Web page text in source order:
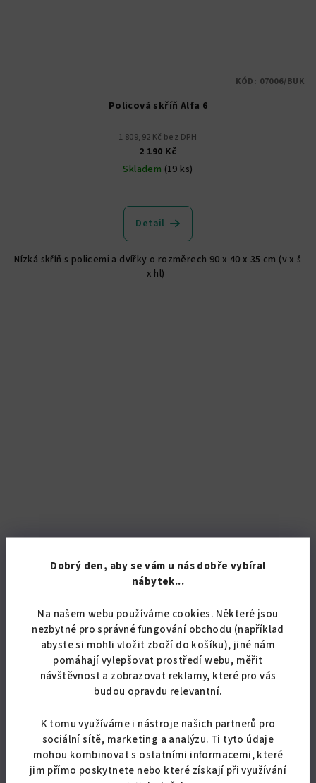
Dobrý den, aby se vám u nás dobře vybíral
nábytek...
Na našem webu používáme cookies. Některé jsou
nezbytné pro správné fungování obchodu (například
abyste si mohli vložit zboží do košíku), jiné nám
pomáhají vylepšovat prostředí webu, měřit
návštěvnost a zobrazovat reklamy, které pro vás
budou opravdu relevantní.
K tomu využíváme i nástroje našich partnerů pro
sociální sítě, marketing a analýzu. Ti tyto údaje
mohou kombinovat s ostatními informacemi, které
jim přímo poskytnete nebo které získají při využívání
Policová skříň Alfa 6
1 809,92 Kč bez DPH
2 190 Kč
Skladem (19 ks)
hodnocení
produktu
z
5
Detail
Nízká skříň s policemi a dvířky o rozměrech 90 x 40 x 35 cm (v x š
x hl)
KÓD: 07006/BUK
Šuplíková skříň Alfa 7
3 050 Kč
Skladem(18 ks)
Detail
Zásuvková skříň o rozměru 90 x 40 x 35 cm (v x š x hl)